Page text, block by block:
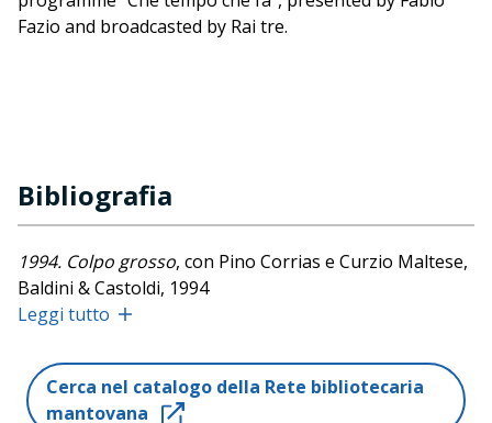
Fazio and broadcasted by Rai tre.
Bibliografia
1994. Colpo grosso, con Pino Corrias e Curzio Maltese,
Baldini & Castoldi, 1994
Compagni d'Italia
Buongiorno. Il meglio o comunque il meno peggio,
illustrazioni di Ettore Viola, La Stampa, 2002
Leggi tutto
Cerca nel catalogo della Rete bibliotecaria
mantovana